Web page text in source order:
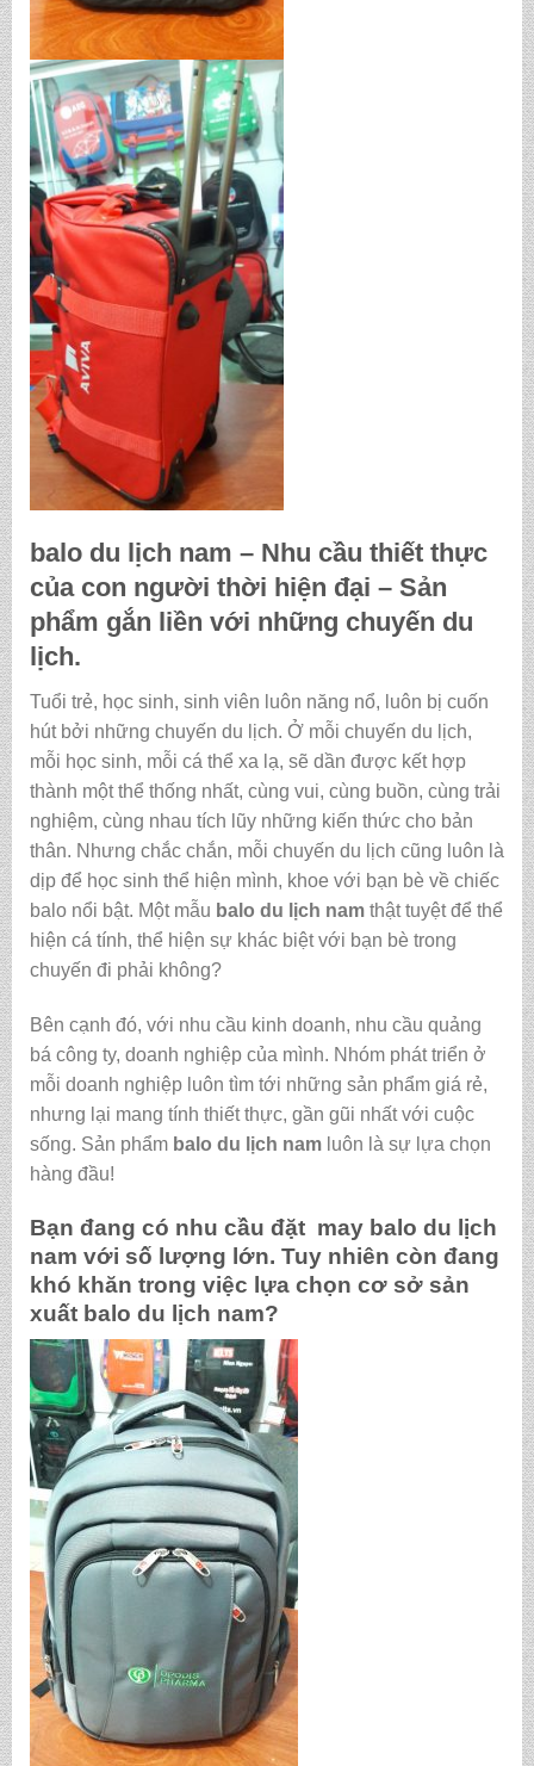
balo du lịch nam – Nhu cầu thiết thực
của con người thời hiện đại – Sản
phẩm gắn liền với những chuyến du
lịch.
Tuổi trẻ, học sinh, sinh viên luôn năng nổ, luôn bị cuốn
hút bởi những chuyến du lịch. Ở mỗi chuyến du lịch,
mỗi học sinh, mỗi cá thể xa lạ, sẽ dần được kết hợp
thành một thể thống nhất, cùng vui, cùng buồn, cùng trải
nghiệm, cùng nhau tích lũy những kiến thức cho bản
thân. Nhưng chắc chắn, mỗi chuyến du lịch cũng luôn là
dịp để học sinh thể hiện mình, khoe với bạn bè về chiếc
balo nổi bật. Một mẫu balo du lịch namthật tuyệt để thể
hiện cá tính, thể hiện sự khác biệt với bạn bè trong
chuyến đi phải không?
Bên cạnh đó, với nhu cầu kinh doanh, nhu cầu quảng
bá công ty, doanh nghiệp của mình. Nhóm phát triển ở
mỗi doanh nghiệp luôn tìm tới những sản phẩm giá rẻ,
nhưng lại mang tính thiết thực, gần gũi nhất với cuộc
sống. Sản phẩm balo du lịch nam luôn là sự lựa chọn
hàng đầu!
Bạn đang có nhu cầu đặt maybalo du lịch
nam với số lượng lớn. Tuy nhiên còn đang
khó khăn trong việc lựa chọn cơ sở sản
xuất balo du lịch nam?